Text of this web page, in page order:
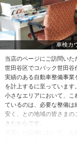
車検カ
当店のページにご訪問いた
世田谷区でコバック世田
実績のある自動車整備事
を計上するに至っています。
小さなエリアにおいて、こ
ているのは、必要な整備は
安く、との地域の皆さま
きたからです。
充実した設備において、